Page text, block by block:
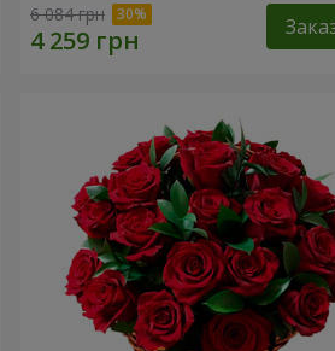
6 084 грн